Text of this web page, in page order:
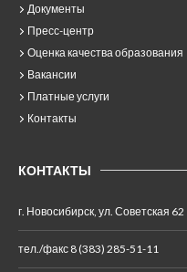
Документы
Пресс-центр
Оценка качества образования
Вакансии
Платные услуги
Контакты
КОНТАКТЫ
г. Новосибирск, ул. Советская 62
тел./факс 8 (383) 285-51-11